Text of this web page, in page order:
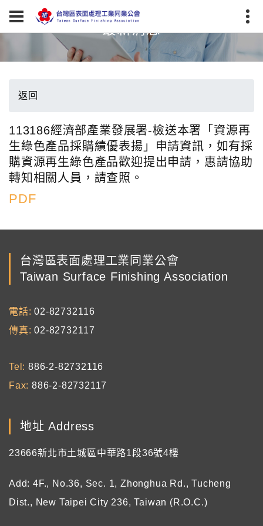
最新消息
返回
113186經濟部產業發展署-檢送本署「資源再
生綠色產品採購績優表揚」申請資訊，如有採
購資源再生綠色產品歡迎提出申請，惠請協助
轉知相關人員，請查照。
PDF
台灣區表面處理工業同業公會
Taiwan Surface Finishing Association
電話
02-82732116
傳真
02-82732117
Tel
886-2-82732116
Fax 886-2-82732117
地址 Address
23666新北市土城區中華路1段36號4樓
Add: 4F., No.36, Sec. 1, Zhonghua Rd., Tucheng
Dist., New Taipei City 236, Taiwan (R.O.C.)